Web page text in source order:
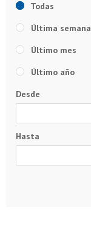
Todas
Última semana
Último mes
Último año
Desde
Hasta